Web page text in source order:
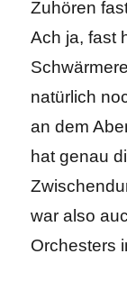
Zuhören
Ach ja, fast
natürlich
an dem
hat genau
war also
Orchesters